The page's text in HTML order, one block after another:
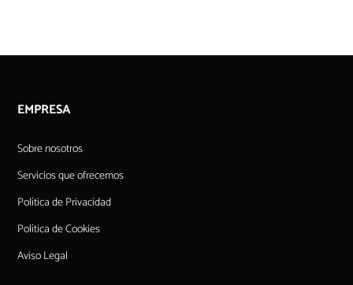
EMPRESA
Sobre nosotros
Servicios que ofrecemos
Política de Privacidad
Política de Cookies
Aviso Legal